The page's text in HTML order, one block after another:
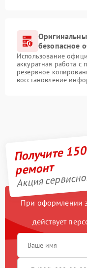
безопасное
Использование
аккуратная работа с
резервное
восстановление
Получите
ремонт
Акция
При оформлении
действует